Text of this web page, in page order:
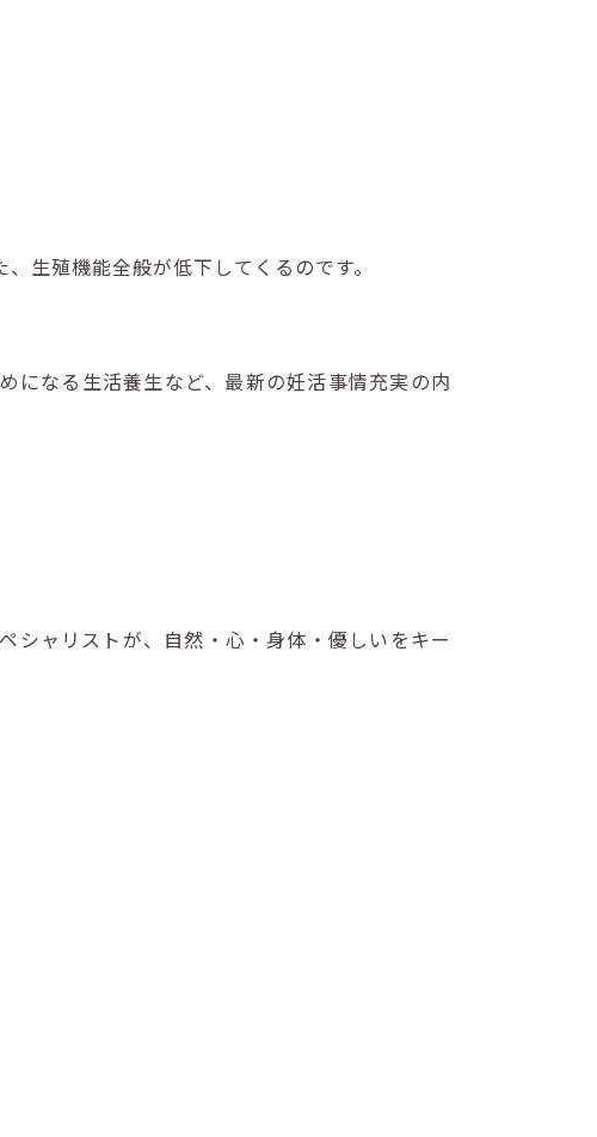
生殖機能全般が低下してくるのです。
になる生活養生など、最新の妊活事情充実の内
シャリストが、自然・心・身体・優しいをキー